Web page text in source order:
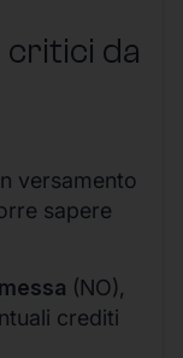
critici da
versamento
sapere
(NO),
crediti